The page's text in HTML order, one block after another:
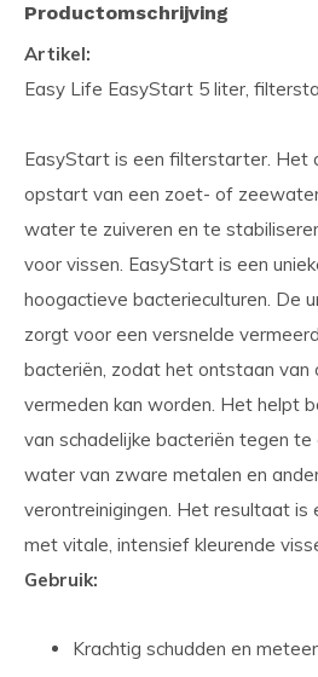
Productomschrijving
Artikel:
Easy Life EasyStart 5 liter,
EasyStart is een filterstarter. Het
opstart van een zoet- of
water te zuiveren en te
voor vissen. EasyStart is een
hoogactieve bacterieculturen. De
zorgt voor een versnelde
bacteriën, zodat het ontstaan van
vermeden kan worden. Het helpt
van schadelijke bacteriën tegen
water van zware metalen en
verontreinigingen. Het resultaat is
met vitale, intensief kleurende
Gebruik:
Krachtig schudden en